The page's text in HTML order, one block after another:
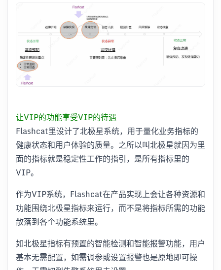
让VIP的功能享受VIP的待遇
Flashcat里设计了北极星系统，用于量化业务指标的
健康状态和用户体验的质量。之所以叫北极星就因为里
面的指标就是稳定性工作的指引，是所有指标里的
VIP。
作为VIP系统，Flashcat在产品实现上会让各种资源和
功能围绕北极星指标来运行，而不是将指标所需的功能
散落到各个功能系统里。
如北极星指标有预置的智能检测和智能报警功能，用户
基本无需配置，如需调参或设置报警也是原地即可操